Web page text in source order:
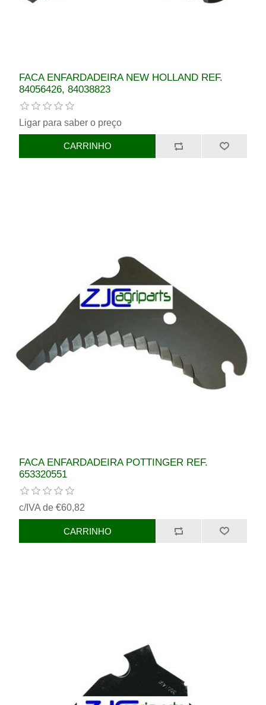
FACA ENFARDADEIRA NEW HOLLAND REF.
84056426, 84038823
Ligar para saber o preço
FACA ENFARDADEIRA POTTINGER REF.
653320551
c/IVA de €60,82